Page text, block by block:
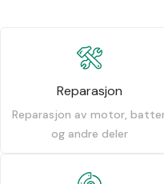
Reparasjon
Reparasjon av motor,
og andre deler